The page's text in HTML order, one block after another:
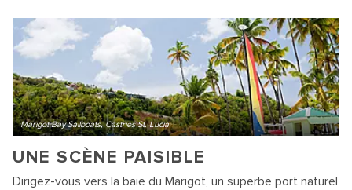
Marigot Bay Sailboats, Castries St. Lucia
UNE SCÈNE PAISIBLE
Dirigez-vous vers la baie du Marigot, un superbe port naturel